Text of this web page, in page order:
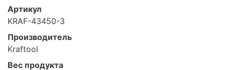
Артикул
KRAF-43450-3
Производитель
Kraftool
Вес продукта